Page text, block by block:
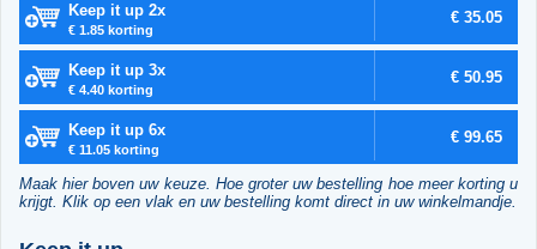
Keep it up 2x
€ 1.85 korting
€ 35.05
Keep it up 3x
€ 4.40 korting
€ 50.95
Keep it up 6x
€ 11.05 korting
€ 99.65
Maak hier boven uw keuze. Hoe groter uw bestelling hoe meer korting u
krijgt. Klik op een vlak en uw bestelling komt direct in uw winkelmandje.